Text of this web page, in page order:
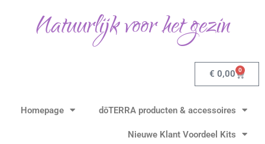
Natuurlijk voor het gezin
€ 0,00 0
Homepage dōTERRA producten & accessoires
Nieuwe Klant Voordeel Kits
op
populariteit